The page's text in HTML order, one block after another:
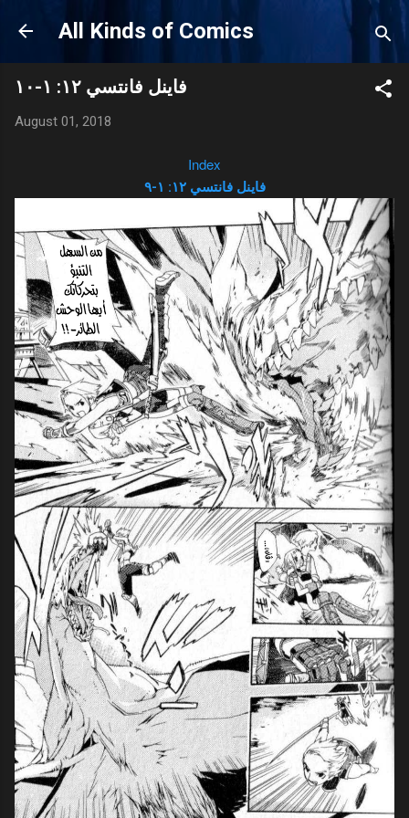
Skip to main content
All Kinds of Comics
فاينل فانتسي ١٢: ١-١٠
August 01, 2018
Index
فاينل فانتسي ١٢: ١-٩